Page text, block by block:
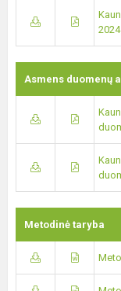
Asmens duomenų
Metodinė taryba